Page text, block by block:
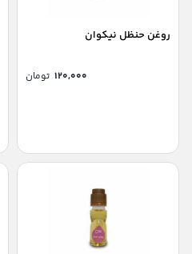
روغن حنظل نیکوان
۱۲۰,۰۰۰ تومان